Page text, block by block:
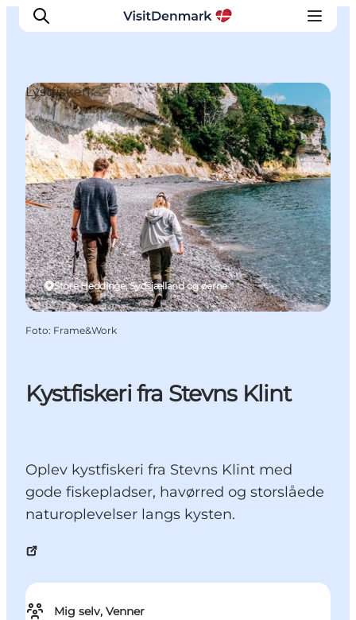
Inspiration
Destinationer
Oplevelser
Overnatning
Planlæg ferien
Kystfiskeri fra Stevns Klint
Oplev kystfiskeri fra Stevns Klint med
gode fiskepladser, havørred og storslåede
naturoplevelser langs kysten.
Mig selv, Venner
Store Heddinge, Sydsjælland og øerne
Lystfiskeri
Foto: Frame&Work